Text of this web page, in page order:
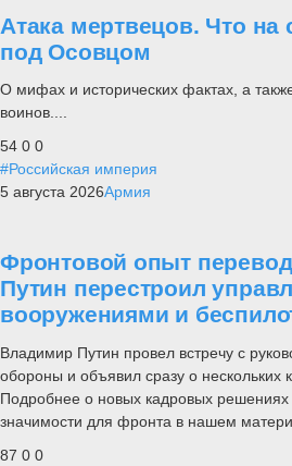
Атака мертвецов. Что
под Осовцом
О мифах и исторических фактах, а
воинов....
54 0 0
#Российская империя
5 августа 2026Армия
Фронтовой опыт
Путин перестроил
вооружениями и
Владимир Путин провел встречу с
обороны и объявил сразу о нескольких
Подробнее о новых кадровых решениях
значимости для фронта в нашем
87 0 0